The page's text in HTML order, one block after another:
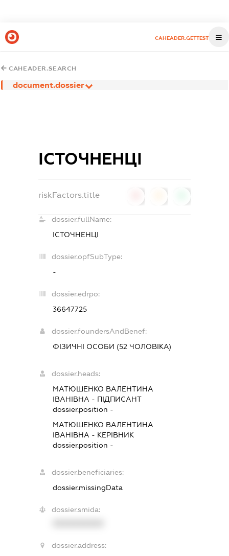
CAHEADER.GETTEST
CAHEADER.SEARCH
document.dossier
ІСТОЧНЕНЦІ
riskFactors.title
dossier.fullName:
ІСТОЧНЕНЦІ
dossier.opfSubType:
-
dossier.edrpo:
36647725
dossier.foundersAndBenef:
ФІЗИЧНІ ОСОБИ (52 ЧОЛОВІКА)
dossier.heads:
МАТЮШЕНКО ВАЛЕНТИНА
ІВАНІВНА - ПІДПИСАНТ
dossier.position -
МАТЮШЕНКО ВАЛЕНТИНА
ІВАНІВНА - КЕРІВНИК
dossier.position -
dossier.beneficiaries:
dossier.missingData
dossier.smida:
dossier.address: